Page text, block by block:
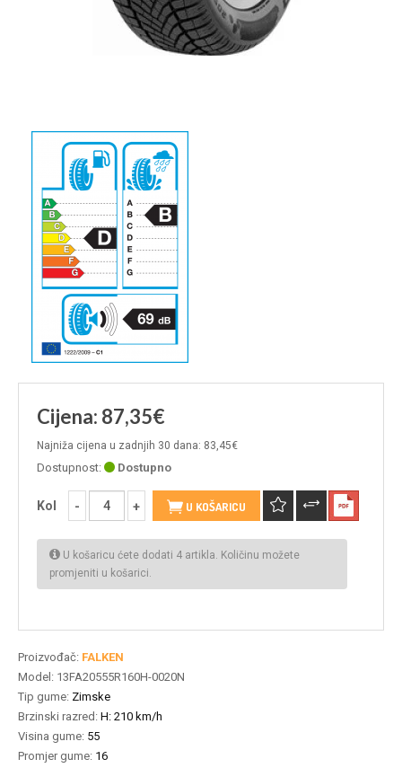
Cijena: 87,35€
Najniža cijena u zadnjih 30 dana: 83,45€
Dostupnost: Dostupno
Kol U KOŠARICU
U košaricu ćete dodati 4 artikla. Količinu možete
promjeniti u košarici.
Proizvođač: FALKEN
Model: 13FA20555R160H-0020N
Tip gume: Zimske
Brzinski razred: H: 210 km/h
Visina gume: 55
Promjer gume: 16